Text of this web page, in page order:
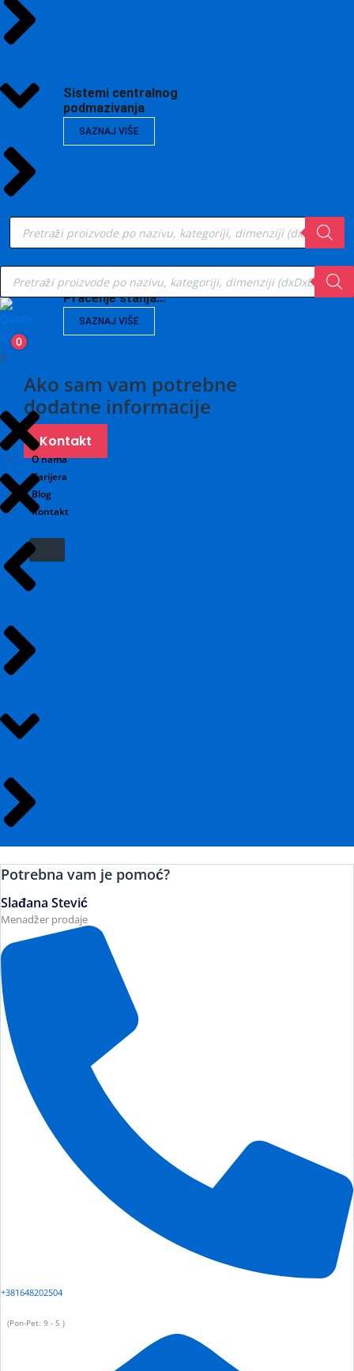
Sistemi centralnog
podmazivanja
SAZNAJ VIŠE
Vibrodijagnostika,
Praćenje stanja…
SAZNAJ VIŠE
Ako sam vam potrebne
dodatne informacije
Kontakt
O nama
Karijera
Blog
Kontakt
Products
search
Products
search
0
X
Potrebna vam je pomoć?
Slađana Stević
Menadžer prodaje
+381648202504
(Pon-Pet: 9 - 5 )